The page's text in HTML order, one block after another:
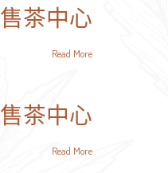
售茶中心
Read More
售茶中心
Read More